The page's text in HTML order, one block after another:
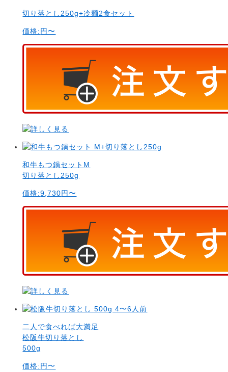
切り落とし250g+冷麺2食セット
価格:円〜
和牛もつ鍋セットM
切り落とし250g
価格:9,730円〜
二人で食べれば大満足
松阪牛切り落とし
500g
価格:円〜